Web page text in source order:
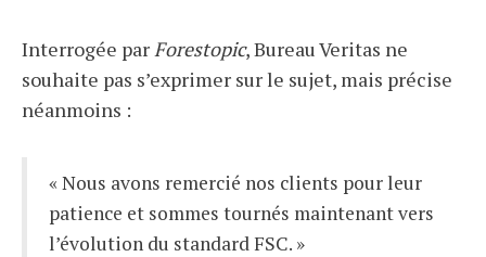
Interrogée parForestopic, Bureau Veritas ne
souhaite pas s’exprimer sur le sujet, mais précise
néanmoins :
« Nous avons remercié nos clients pour leur
patience et sommes tournés maintenant vers
l’évolution du standard FSC. »